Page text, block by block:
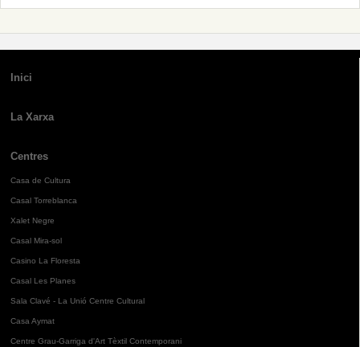
Inici
La Xarxa
Centres
Casa de Cultura
Casal Torreblanca
Xalet Negre
Casal Mira-sol
Casino La Floresta
Casal Les Planes
Sala Clavé - La Unió Centre Cultural
Casa Aymat
Centre Grau-Garriga d'Art Tèxtil Contemporani